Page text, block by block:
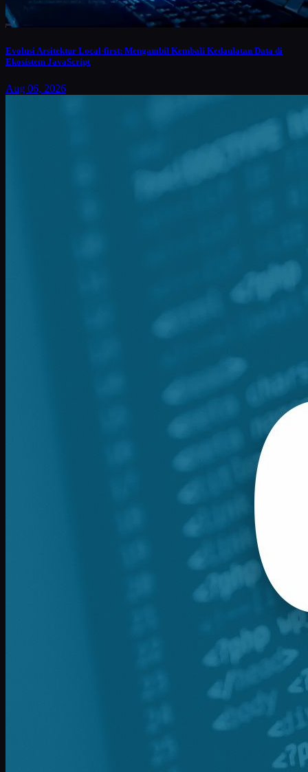
Evolusi Arsitektur Local-first: Mengambil Kembali Kedaulatan Data di
Ekosistem JavaScript
Aug 06, 2026